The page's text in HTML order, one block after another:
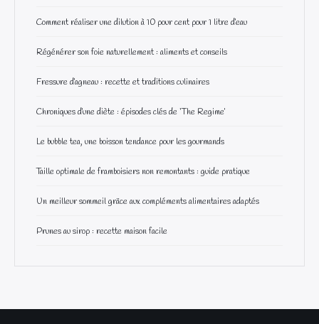
Comment réaliser une dilution à 10 pour cent pour 1 litre d’eau
Régénérer son foie naturellement : aliments et conseils
Fressure d’agneau : recette et traditions culinaires
Chroniques d’une diète : épisodes clés de ‘The Regime’
Le bubble tea, une boisson tendance pour les gourmands
Taille optimale de framboisiers non remontants : guide pratique
Un meilleur sommeil grâce aux compléments alimentaires adaptés
Prunes au sirop : recette maison facile